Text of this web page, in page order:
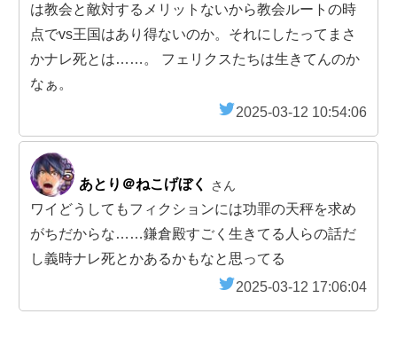
は教会と敵対するメリットないから教会ルートの時
点でvs王国はあり得ないのか。それにしたってまさ
かナレ死とは……。 フェリクスたちは生きてんのか
なぁ。
2025-03-12 10:54:06
あとり＠ねこげぼく さん
ワイどうしてもフィクションには功罪の天秤を求め
がちだからな……鎌倉殿すごく生きてる人らの話だ
し義時ナレ死とかあるかもなと思ってる
2025-03-12 17:06:04